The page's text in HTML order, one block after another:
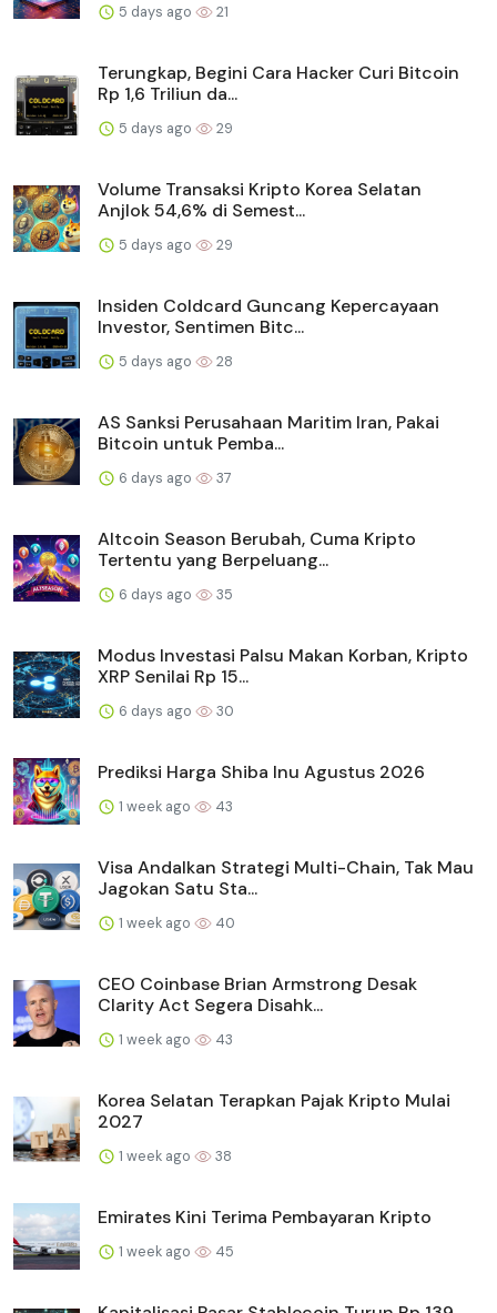
5 days ago 21
Terungkap, Begini Cara Hacker Curi Bitcoin
Rp 1,6 Triliun da...
5 days ago 29
Volume Transaksi Kripto Korea Selatan
Anjlok 54,6% di Semest...
5 days ago 29
Insiden Coldcard Guncang Kepercayaan
Investor, Sentimen Bitc...
5 days ago 28
AS Sanksi Perusahaan Maritim Iran, Pakai
Bitcoin untuk Pemba...
6 days ago 37
Altcoin Season Berubah, Cuma Kripto
Tertentu yang Berpeluang...
6 days ago 35
Modus Investasi Palsu Makan Korban, Kripto
XRP Senilai Rp 15...
6 days ago 30
Prediksi Harga Shiba Inu Agustus 2026
1 week ago 43
Visa Andalkan Strategi Multi-Chain, Tak Mau
Jagokan Satu Sta...
1 week ago 40
CEO Coinbase Brian Armstrong Desak
Clarity Act Segera Disahk...
1 week ago 43
Korea Selatan Terapkan Pajak Kripto Mulai
2027
1 week ago 38
Emirates Kini Terima Pembayaran Kripto
1 week ago 45